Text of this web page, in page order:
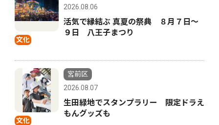
文化
2026.08.06
活気で縁結ぶ 真夏の祭典 ８月７日〜
９日 八王子まつり
文化
宮前区
2026.08.07
生田緑地でスタンプラリー 限定ドラえ
もんグッズも